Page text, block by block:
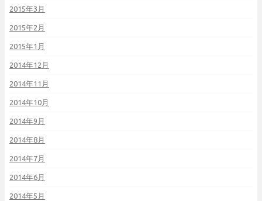
2015年3月
2015年2月
2015年1月
2014年12月
2014年11月
2014年10月
2014年9月
2014年8月
2014年7月
2014年6月
2014年5月